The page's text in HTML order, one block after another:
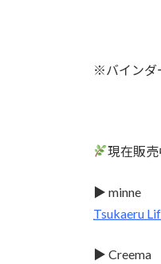
※バインダ
現在販
▶ minne
Tsukaeru
▶ Creema